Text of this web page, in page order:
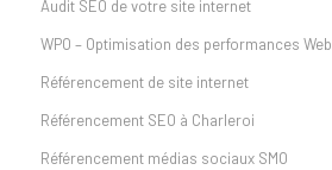
Audit SEO de votre site internet
WPO – Optimisation des performances Web
Référencement de site internet
Référencement SEO à Charleroi
Référencement médias sociaux SMO